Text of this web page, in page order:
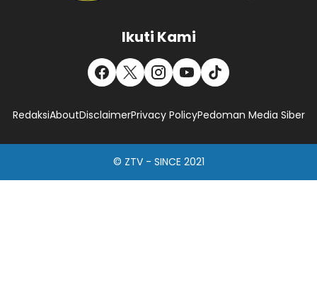
Ikuti Kami
RedaksiAboutDisclaimerPrivacy PolicyPedoman Media Siber
© ZTV - SINCE 2021